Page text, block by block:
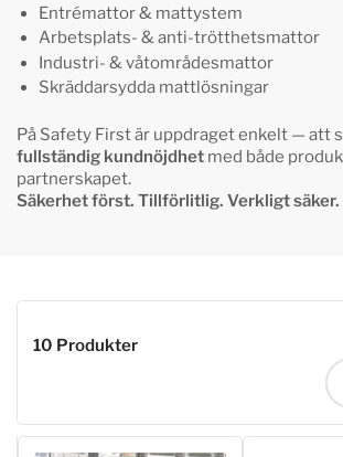
Entrémattor & mattystem
Arbetsplats- & anti-trötthetsmattor
Industri- & våtområdesmattor
Skräddarsydda mattlösningar
På Safety First är uppdraget enkelt — att
fullständig kundnöjdhet med både
partnerskapet.
Säkerhet först. Tillförlitlig. Verkligt säker.
10 Produkter